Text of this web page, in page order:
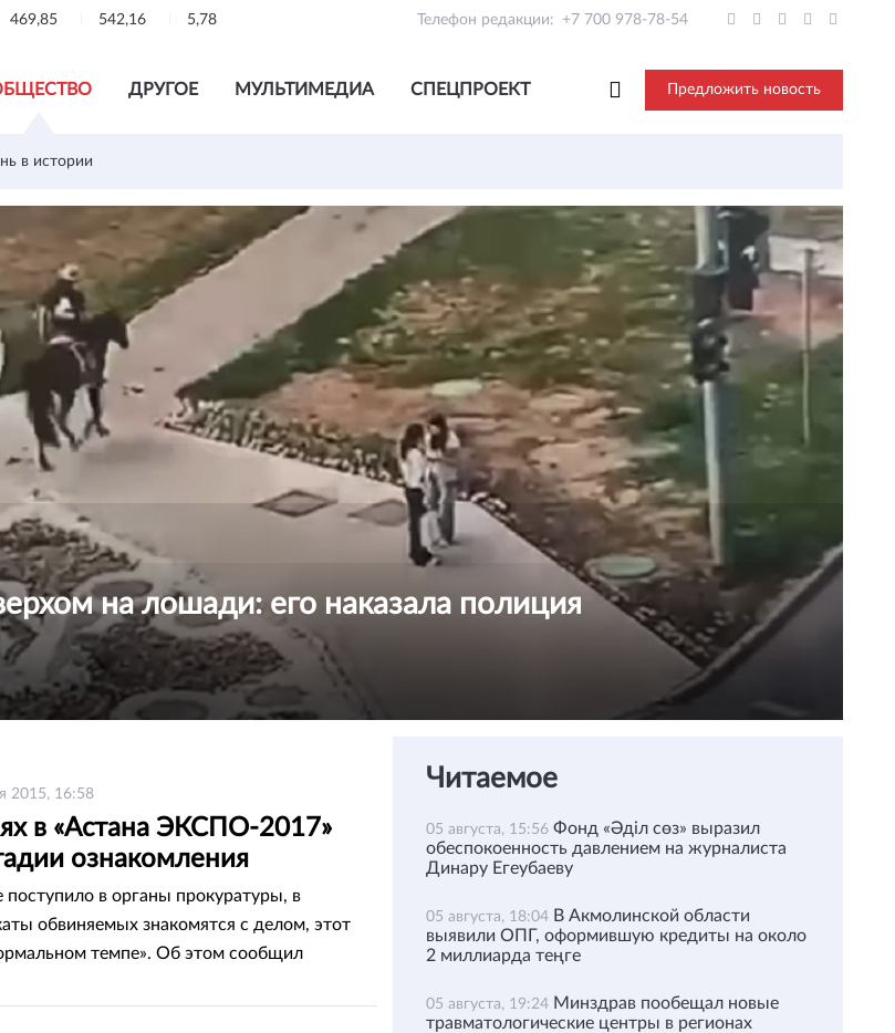
469,85 542,16 5,78 Телефон редакции: +7 700 978-78-54
ДРУГОЕ МУЛЬТИМЕДИА СПЕЦПРОЕКТ Предложить новость
в истории
на лошади: его наказала полиция
2015, 16:58
в «Астана ЭКСПО-2017»
ознакомления
поступило в органы прокуратуры, в
обвиняемых знакомятся с делом, этот
темпе». Об этом сообщил
Казахстан.
Читаемое
05 августа, 15:56 Фонд «Әділ сөз» выразил
обеспокоенность давлением на журналиста
Динару Егеубаеву
05 августа, 18:04 В Акмолинской области
выявили ОПГ, оформившую кредиты на около
2 миллиарда теңге
05 августа, 19:24 Минздрав пообещал новые
травматологические центры в регионах